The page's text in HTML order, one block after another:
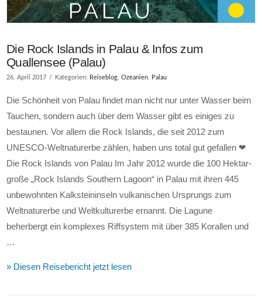
Die Rock Islands in Palau & Infos zum
Quallensee (Palau)
26. April 2017 Kategorien: Reiseblog,Ozeanien, Palau
Die Schönheit von Palau findet man nicht nur unter Wasser beim
Tauchen, sondern auch über dem Wasser gibt es einiges zu
bestaunen. Vor allem die Rock Islands, die seit 2012 zum
UNESCO-Weltnaturerbe zählen, haben uns total gut gefallen ❤
Die Rock Islands von Palau Im Jahr 2012 wurde die 100 Hektar-
große „Rock Islands Southern Lagoon“ in Palau mit ihren 445
unbewohnten Kalksteininseln vulkanischen Ursprungs zum
Weltnaturerbe und Weltkulturerbe ernannt. Die Lagune
beherbergt ein komplexes Riffsystem mit über 385 Korallen und
…
» Diesen Reisebericht jetzt lesen